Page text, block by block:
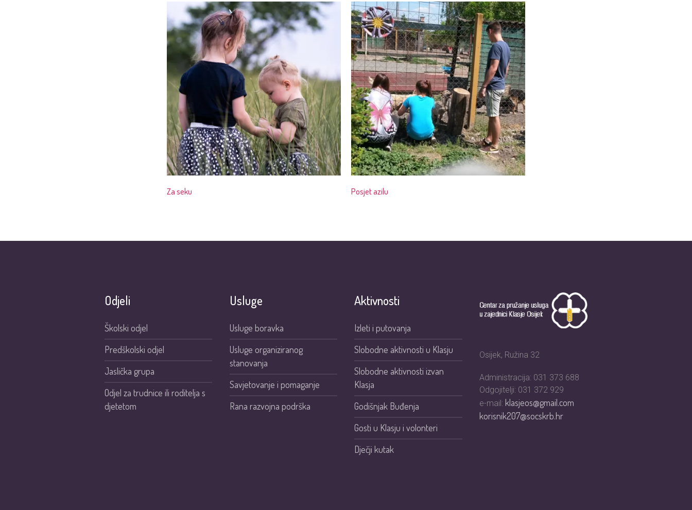
Za seku Posjet azilu
Odjeli
Školski odjel
Predškolski odjel
Jaslička grupa
Odjel za trudnice ili roditelja s
djetetom
Usluge
Usluge boravka
Usluge organiziranog
stanovanja
Savjetovanje i pomaganje
Rana razvojna podrška
Aktivnosti
Izleti i putovanja
Slobodne aktivnosti u Klasju
Slobodne aktivnosti izvan
Klasja
Godišnjak Buđenja
Gosti u Klasju i volonteri
Dječji kutak
Osijek, Ružina 32
Administracija: 031 373 688
Odgojitelji: 031 372 929
e-mail: klasjeos@gmail.com
korisnik207@socskrb.hr